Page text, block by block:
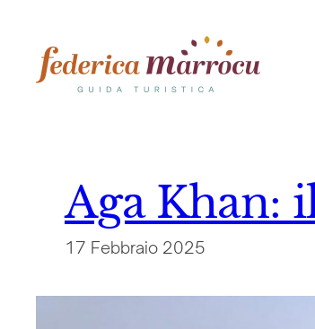
contenuto
Aga Khan:
17 Febbraio 2025